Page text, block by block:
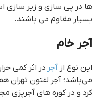
ها در پی سازی و زیر سازی
بسیار مقاوم می باشند.
آجر خام
این نوع از آجر در اثر کمی
می‌باشد؛ آجر لفتون تهران
کرد و در کوره های آجرپزی